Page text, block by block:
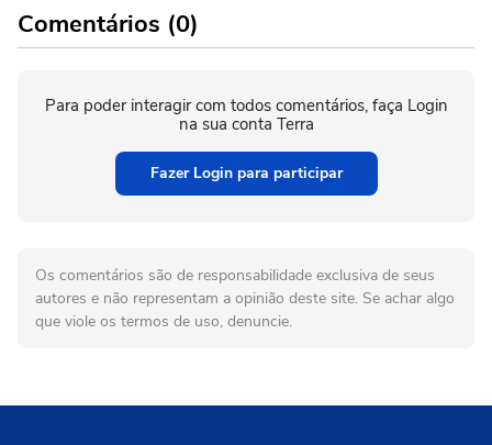
Comentários (0)
Para poder interagir com todos comentários, faça Login
na sua conta Terra
Fazer Login para participar
Os comentários são de responsabilidade exclusiva de seus
autores e não representam a opinião deste site. Se achar algo
que viole os termos de uso, denuncie.